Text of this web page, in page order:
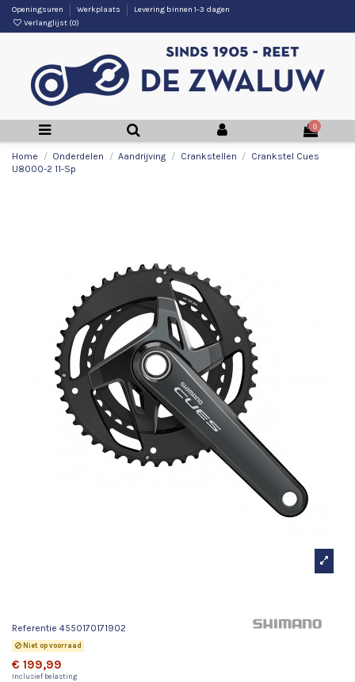
Openingsuren Werkplaats
Levering binnen 1-3 dagen
Verlanglijst (0)
0
Home Onderdelen Aandrijving Crankstellen
Crankstel Cues
U8000-2 11-Sp
Referentie 4550170171902
Niet op voorraad
€ 199,99
Inclusief belasting